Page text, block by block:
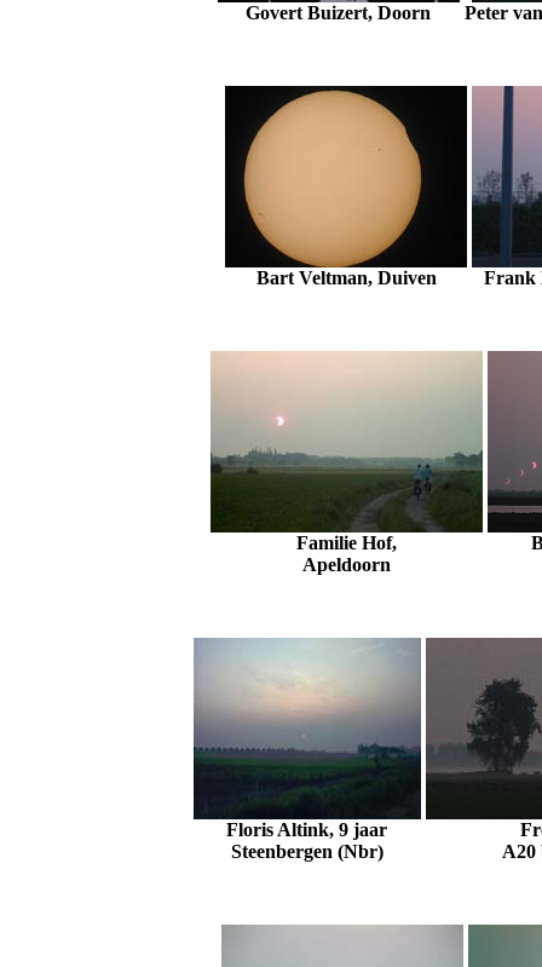
Govert Buizert, Doorn Peter
Bart Veltman, Duiven Frank
Familie Hof,
Apeldoorn
Floris Altink, 9 jaar
Steenbergen (Nbr)
A20